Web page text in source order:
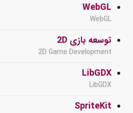
WebGL
WebGL
توسعه بازی 2D
2D Game Development
LibGDX
LibGDX
SpriteKit